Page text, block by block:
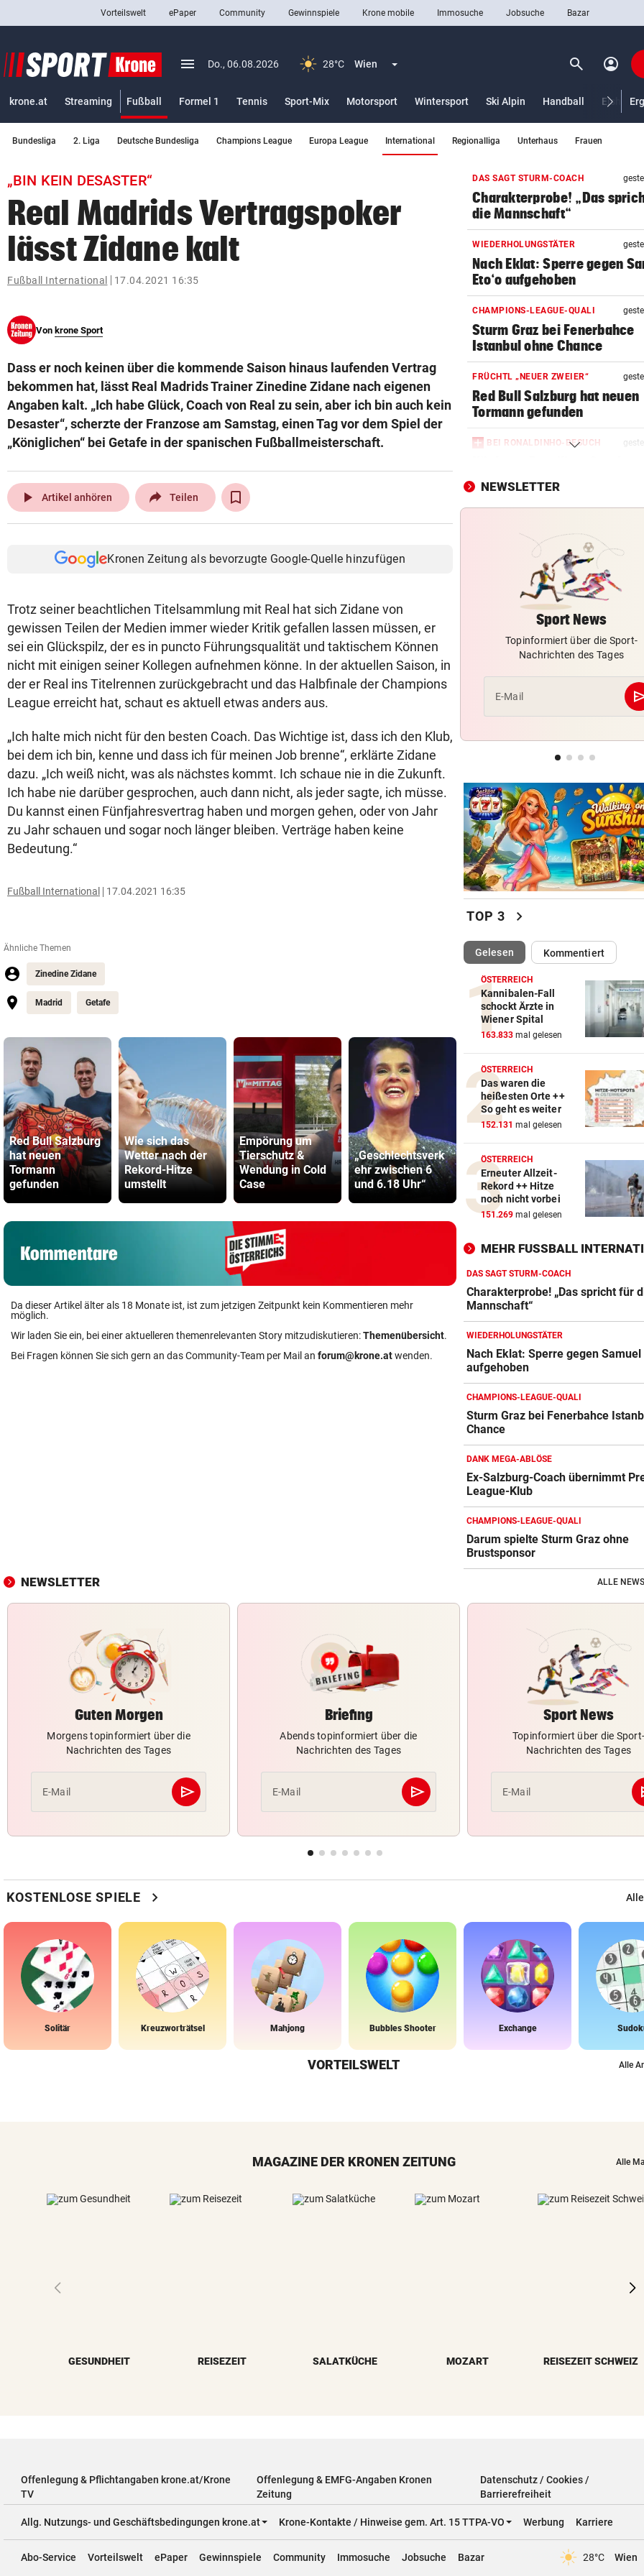
closeSchließen
Abonnieren
bookmark
search
Suchbegriff
eingeben
© Krone Multimedia GmbH & Co KG 2026
Vorteilswelt ePaper Community Gewinnspiele Krone mobile Immosuche Jobsuche Bazar
menu Menü aufklappen
Do., 06.08.2026 28°C Wien Menü aufklappen search Suchen
account_circle
krone.at Streaming Fußball
Formel 1
Tennis Sport-Mix Motorsport Wintersport Ski Alpin Handball
Bundesliga 2. Liga Deutsche Bundesliga Champions League Europa League International Regionalliga Unterhaus Frauen
„BIN KEIN DESASTER“
Real Madrids Vertragspoker
lässt Zidane kalt
Fußball International 17.04.2021 16:35
Von krone Sport
Dass er noch keinen über die kommende Saison hinaus laufenden Vertrag
bekommen hat, lässt Real Madrids Trainer Zinedine Zidane nach eigenen
Angaben kalt. „Ich habe Glück, Coach von Real zu sein, aber ich bin auch kein
Desaster“, scherzte der Franzose am Samstag, einen Tag vor dem Spiel der
„Königlichen“ bei Getafe in der spanischen Fußballmeisterschaft.
play_arrow Artikel anhören Teilen
Kronen Zeitung als bevorzugte Google-Quelle hinzufügen
Trotz seiner beachtlichen Titelsammlung mit Real hat sich Zidane von
gewissen Teilen der Medien immer wieder Kritik gefallen lassen müssen, er
sei ein Glückspilz, der es in puncto Führungsqualität und taktischem Können
nicht mit einigen seiner Kollegen aufnehmen könne. In der aktuellen Saison, in
der er Real ins Titelrennen zurückgebracht und das Halbfinale der Champions
League erreicht hat, schaut es aktuell etwas anders aus.
„Ich halte mich nicht für den besten Coach. Das Wichtige ist, dass ich den Klub,
bei dem ich bin, kenne und dass ich für meinen Job brenne“, erklärte Zidane
dazu. „Ich weiß nicht, was als nächstes kommt. Ich schaue nie in die Zukunft.
Ich habe nie darüber gesprochen, auch dann nicht, als jeder sagte, ich müsse.
Du kannst einen Fünfjahresvertrag haben und morgen gehen, oder von Jahr
zu Jahr schauen und sogar noch länger bleiben. Verträge haben keine
Bedeutung.“
Fußball International 17.04.2021 16:35
Ähnliche Themen
Zinedine Zidane
Madrid Getafe
Red Bull Salzburg
hat neuen
Tormann
gefunden
Wie sich das
Wetter nach der
Rekord-Hitze
umstellt
Empörung um
Tierschutz &
Wendung in Cold
Case
„Geschlechtsverk
ehr zwischen 6
und 6.18 Uhr“
Pongauer (51)
bedrohte
Supermarkt-
Mitarbeiterin
500 Helfer
Gluthitze
Inferno
Da dieser Artikel älter als 18 Monate ist, ist zum jetzigen Zeitpunkt kein Kommentieren mehr
möglich.
Wir laden Sie ein, bei einer aktuelleren themenrelevanten Story mitzudiskutieren:Themenübersicht.
Bei Fragen können Sie sich gern an das Community-Team per Mail an forum@krone.atwenden.
DAS SAGT STURM-COACH
Charakterprobe! „Das
die Mannschaft“
WIEDERHOLUNGSTÄTER
Nach Eklat: Sperre gegen
Eto‘o aufgehoben
CHAMPIONS-LEAGUE-QUALI
Sturm Graz bei Fenerbahce
Istanbul ohne Chance
FRÜCHTL „NEUER ZWEIER“
Red Bull Salzburg hat neuen
Tormann gefunden
BEI RONALDINHO-BESUCH
den Wörthersee
DANK MEGA-ABLÖSE
Premier-League-Klub
CHAMPIONS-LEAGUE-QUALI
Darum spielte Sturm Graz
Brustsponsor
CHAMPIONS-LEAGUE-QUALI
Tor-Spektakel! St. Pölten
Young Boys Bern
nicht zufrieden!“
Warum 99ers-Trainer bei La
Strada auftreten wollte
NEWSLETTER
Sport News
Topinformiert über die Sport-
Nachrichten des Tages
E-Mail
TOP 3 chevron_right
Gelesen(ausgewählt)Kommentiert
ÖSTERREICH
Kannibalen-Fall
schockt Ärzte in
Wiener Spital
163.833 mal gelesen
ÖSTERREICH
Das waren die
heißesten Orte ++
So geht es weiter
152.131 mal gelesen
ÖSTERREICH
Erneuter Allzeit-
Rekord ++ Hitze
noch nicht vorbei
151.269 mal gelesen
MEHR FUSSBALL
DAS SAGT STURM-COACH
Charakterprobe! „Das spricht für
Mannschaft“
WIEDERHOLUNGSTÄTER
Nach Eklat: Sperre gegen Samuel
aufgehoben
CHAMPIONS-LEAGUE-QUALI
Sturm Graz bei Fenerbahce
Chance
DANK MEGA-ABLÖSE
Ex-Salzburg-Coach übernimmt
League-Klub
CHAMPIONS-LEAGUE-QUALI
Darum spielte Sturm Graz ohne
Brustsponsor
NEWSLETTER ALLE
Guten Morgen
Morgens topinformiert über die
Nachrichten des Tages
E-Mail send
Abschicken
Briefing
Abends topinformiert über die
Nachrichten des Tages
E-Mail send
Abschicken
Sport News
Topinformiert über die Sport-
Nachrichten des Tages
E-Mail
KOSTENLOSE SPIELE chevron_right
Solitär Kreuzworträtsel Mahjong Bubbles Shooter Exchange
VORTEILSWELT Alle
MAGAZINE DER KRONEN ZEITUNG Alle
GESUNDHEIT REISEZEIT SALATKÜCHE MOZART REISEZEIT SCHWEIZ
Offenlegung & Pflichtangaben krone.at/Krone
TV
Offenlegung & EMFG-Angaben Kronen
Zeitung
Datenschutz / Cookies /
Barrierefreiheit
Allg. Nutzungs- und Geschäftsbedingungen krone.at Krone-Kontakte / Hinweise gem. Art. 15 TTPA-VO Werbung Karriere
Abo-Service Vorteilswelt ePaper Gewinnspiele Community Immosuche Jobsuche Bazar 28°C Wien